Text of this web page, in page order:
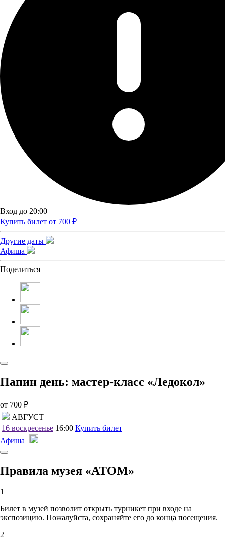
Вход до 20:00
Купить билет от 700 ₽
Другие даты
Афиша
Поделиться
Папин день: мастер-класс «Ледокол»
от 700 ₽
АВГУСТ
16 воскресенье 16:00 Купить билет
Афиша
Правила музея «АТОМ»
1
Билет в музей позволит открыть турникет при входе на
экспозицию. Пожалуйста, сохраняйте его до конца посещения.
2